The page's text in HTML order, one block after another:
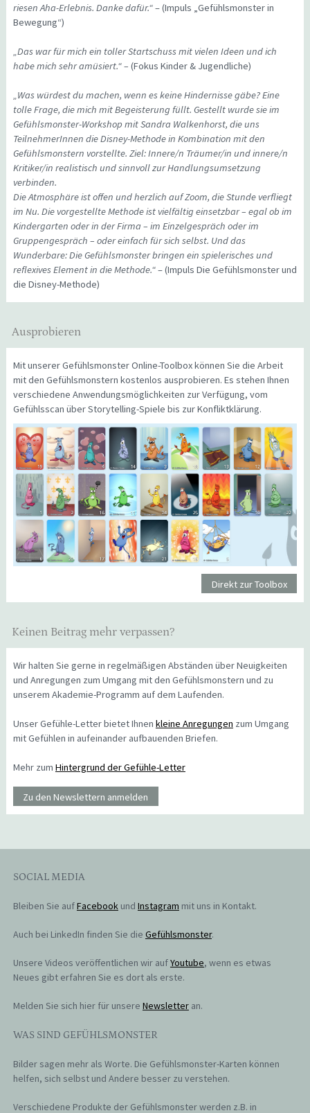
riesen Aha-Erlebnis. Danke dafür.“– (Impuls „Gefühlsmonster in
Bewegung“)
„Das war für mich ein toller Startschuss mit vielen Ideen und ich
habe mich sehr amüsiert.“ – (Fokus Kinder & Jugendliche)
„Was würdest du machen, wenn es keine Hindernisse gäbe? Eine
tolle Frage, die mich mit Begeisterung füllt. Gestellt wurde sie im
Gefühlsmonster-Workshop mit Sandra Walkenhorst, die uns
TeilnehmerInnen die Disney-Methode in Kombination mit den
Gefühlsmonstern vorstellte. Ziel: Innere/n Träumer/in und innere/n
Kritiker/in realistisch und sinnvoll zur Handlungsumsetzung
verbinden.
Die Atmosphäre ist offen und herzlich auf Zoom, die Stunde verfliegt
im Nu. Die vorgestellte Methode ist vielfältig einsetzbar – egal ob im
Kindergarten oder in der Firma – im Einzelgespräch oder im
Gruppengespräch – oder einfach für sich selbst. Und das
Wunderbare: Die Gefühlsmonster bringen ein spielerisches und
reflexives Element in die Methode.“– (Impuls Die Gefühlsmonster und
die Disney-Methode)
Ausprobieren
Mit unserer Gefühlsmonster Online-Toolbox können Sie die Arbeit
mit den Gefühlsmonstern kostenlos ausprobieren. Es stehen Ihnen
verschiedene Anwendungsmöglichkeiten zur Verfügung, vom
Gefühlsscan über Storytelling-Spiele bis zur Konfliktklärung.
Direkt zur Toolbox
Keinen Beitrag mehr verpassen?
Wir halten Sie gerne in regelmäßigen Abständen über Neuigkeiten
und Anregungen zum Umgang mit den Gefühlsmonstern und zu
unserem Akademie-Programm auf dem Laufenden.
Unser Gefühle-Letter bietet Ihnen kleine Anregungen zum Umgang
mit Gefühlen in aufeinander aufbauenden Briefen.
Mehr zum Hintergrund der Gefühle-Letter
Zu den Newslettern anmelden
SOCIAL MEDIA
Bleiben Sie aufFacebookund Instagram mit uns in Kontakt.
Auch bei LinkedIn finden Sie die Gefühlsmonster.
Unsere Videos veröffentlichen wir aufYoutube, wenn es etwas
Neues gibt erfahren Sie es dort als erste.
Melden Sie sich hier für unsere Newsletteran.
WAS SIND GEFÜHLSMONSTER
Bilder sagen mehr als Worte. Die Gefühlsmonster-Karten können
helfen, sich selbst und Andere besser zu verstehen.
Verschiedene Produkte der Gefühlsmonster werden z.B. in